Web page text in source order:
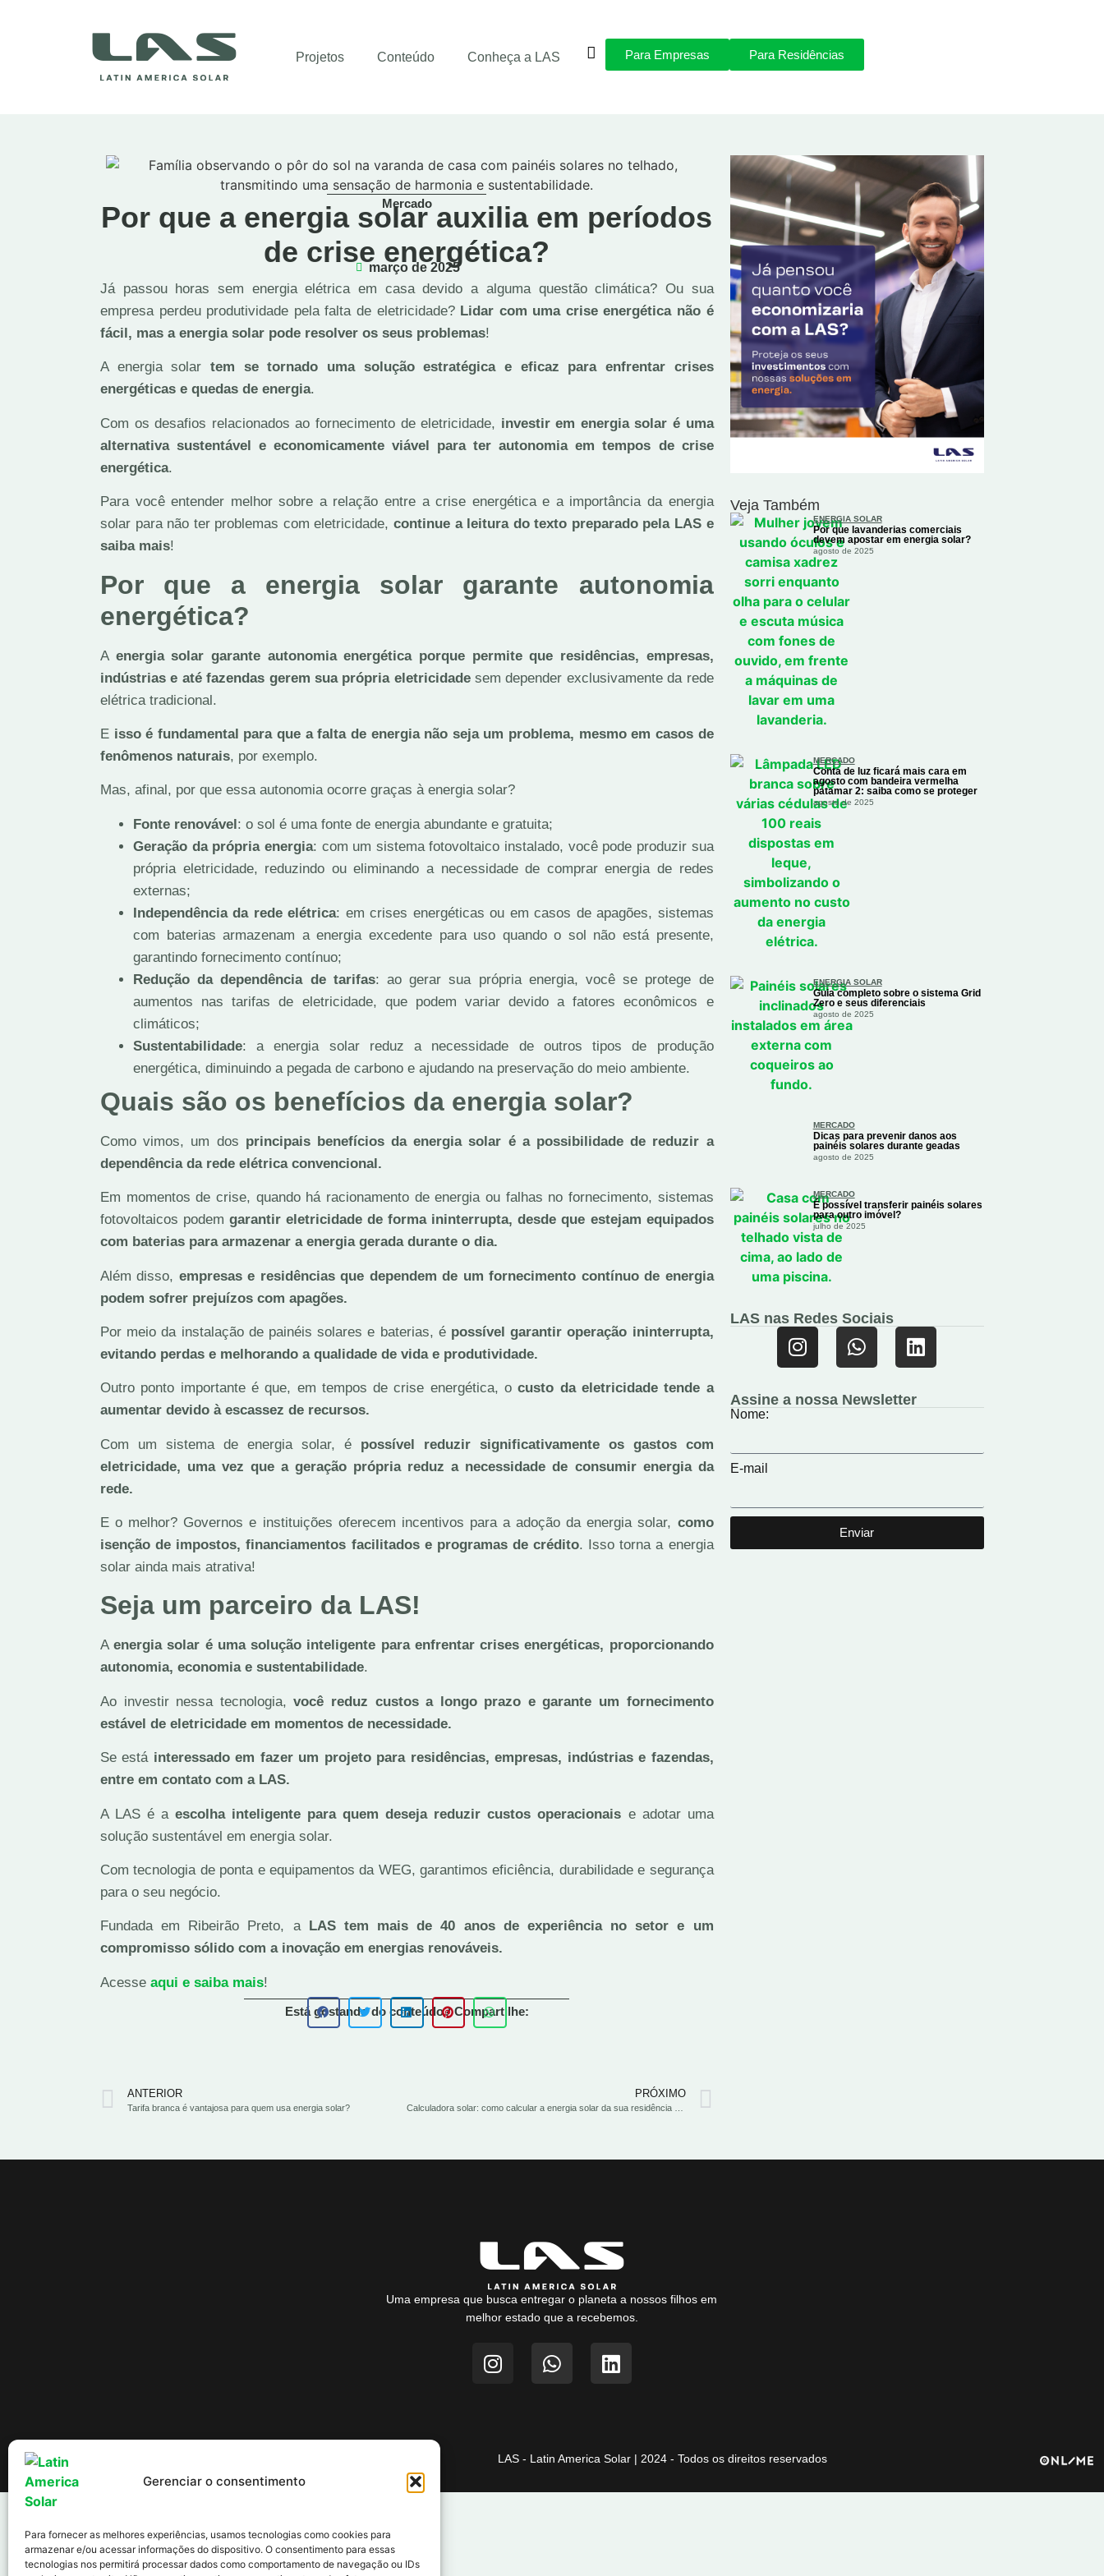
Gerenciar o consentimento
Para fornecer as melhores experiências, usamos tecnologias como cookies para
armazenar e/ou acessar informações do dispositivo. O consentimento para essas
tecnologias nos permitirá processar dados como comportamento de navegação ou IDs
Projetos Conteúdo Conheça a LAS Para Empresas Para Residências
Mercado
Por que a energia solar auxilia em períodos
de crise energética?
março de 2025
Já passou horas sem energia elétrica em casa devido a alguma questão climática? Ou sua
empresa perdeu produtividade pela falta de eletricidade? Lidar com uma crise energética não é
fácil, mas a energia solar pode resolver os seus problemas!
A energia solar tem se tornado uma solução estratégica e eficaz para enfrentar crises
energéticas e quedas de energia.
Com os desafios relacionados ao fornecimento de eletricidade, investir em energia solar é uma
alternativa sustentável e economicamente viável para ter autonomia em tempos de crise
energética.
Para você entender melhor sobre a relação entre a crise energética e a importância da energia
solar para não ter problemas com eletricidade,continue a leitura do texto preparado pela LAS e
saiba mais!
Por que a energia solar garante autonomia
energética?
A energia solar garante autonomia energética porque permite que residências, empresas,
indústrias e até fazendas gerem sua própria eletricidadesem depender exclusivamente da rede
elétrica tradicional.
E isso é fundamental para que a falta de energia não seja um problema, mesmo em casos de
fenômenos naturais, por exemplo.
Mas, afinal, por que essa autonomia ocorre graças à energia solar?
Fonte renovável: o sol é uma fonte de energia abundante e gratuita;
Geração da própria energia: com um sistema fotovoltaico instalado, você pode produzir sua
própria eletricidade, reduzindo ou eliminando a necessidade de comprar energia de redes
externas;
Independência da rede elétrica: em crises energéticas ou em casos de apagões, sistemas
com baterias armazenam a energia excedente para uso quando o sol não está presente,
garantindo fornecimento contínuo;
Redução da dependência de tarifas: ao gerar sua própria energia, você se protege de
aumentos nas tarifas de eletricidade, que podem variar devido a fatores econômicos e
climáticos;
Sustentabilidade: a energia solar reduz a necessidade de outros tipos de produção
energética, diminuindo a pegada de carbono e ajudando na preservação do meio ambiente.
Quais são os benefícios da energia solar?
Como vimos, um dos principais benefícios da energia solar é a possibilidade de reduzir a
dependência da rede elétrica convencional.
Em momentos de crise, quando há racionamento de energia ou falhas no fornecimento, sistemas
fotovoltaicos podemgarantir eletricidade de forma ininterrupta, desde que estejam equipados
com baterias para armazenar a energia gerada durante o dia.
Além disso, empresas e residências que dependem de um fornecimento contínuo de energia
podem sofrer prejuízos com apagões.
Por meio da instalação de painéis solares e baterias, é possível garantir operação ininterrupta,
evitando perdas e melhorando a qualidade de vida e produtividade.
Outro ponto importante é que, em tempos de crise energética, ocusto da eletricidade tende a
aumentar devido à escassez de recursos.
Com um sistema de energia solar, é possível reduzir significativamente os gastos com
eletricidade, uma vez que a geração própria reduz a necessidade de consumir energia da
rede.
E o melhor? Governos e instituições oferecem incentivos para a adoção da energia solar, como
isenção de impostos, financiamentos facilitados e programas de crédito. Isso torna a energia
solar ainda mais atrativa!
Seja um parceiro da LAS!
Aenergia solar é uma solução inteligente para enfrentar crises energéticas, proporcionando
autonomia, economia e sustentabilidade.
Ao investir nessa tecnologia,você reduz custos a longo prazo e garante um fornecimento
estável de eletricidade em momentos de necessidade.
Se está interessado em fazer um projeto para residências, empresas, indústrias e fazendas,
entre em contato com a LAS.
A LAS é aescolha inteligente para quem deseja reduzir custos operacionais e adotar uma
solução sustentável em energia solar.
Com tecnologia de ponta e equipamentos da WEG, garantimos eficiência, durabilidade e segurança
para o seu negócio.
Fundada em Ribeirão Preto, a
LAS tem mais de 40 anos de experiência no setor e um
compromisso sólido com a inovação em energias renováveis.
Acesse aqui e saiba mais!
Está gostando do conteúdo? Compartilhe:
ANTERIOR
Tarifa branca é vantajosa para quem usa energia solar?
PRÓXIMO
Calculadora solar: como calcular a energia solar da sua residência ou empresa?
Veja Também
ENERGIA SOLAR
Por que lavanderias comerciais
devem apostar em energia solar?
agosto de 2025
MERCADO
Conta de luz ficará mais cara em
agosto com bandeira vermelha
patamar 2: saiba como se proteger
agosto de 2025
ENERGIA SOLAR
Guia completo sobre o sistema Grid
Zero e seus diferenciais
agosto de 2025
MERCADO
Dicas para prevenir danos aos
painéis solares durante geadas
agosto de 2025
MERCADO
É possível transferir painéis solares
para outro imóvel?
julho de 2025
LAS nas Redes Sociais
Assine a nossa Newsletter
Nome:
E-mail
Enviar
Uma empresa que busca entregar o planeta a nossos filhos em
melhor estado que a recebemos.
Política de Cookies LAS - Latin America Solar | 2024 - Todos os direitos reservados